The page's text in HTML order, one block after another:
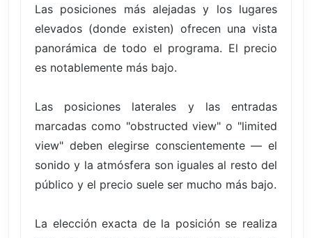
Las posiciones más alejadas y los lugares
elevados (donde existen) ofrecen una vista
panorámica de todo el programa. El precio
es notablemente más bajo.
Las posiciones laterales y las entradas
marcadas como "obstructed view" o "limited
view" deben elegirse conscientemente — el
sonido y la atmósfera son iguales al resto del
público y el precio suele ser mucho más bajo.
La elección exacta de la posición se realiza